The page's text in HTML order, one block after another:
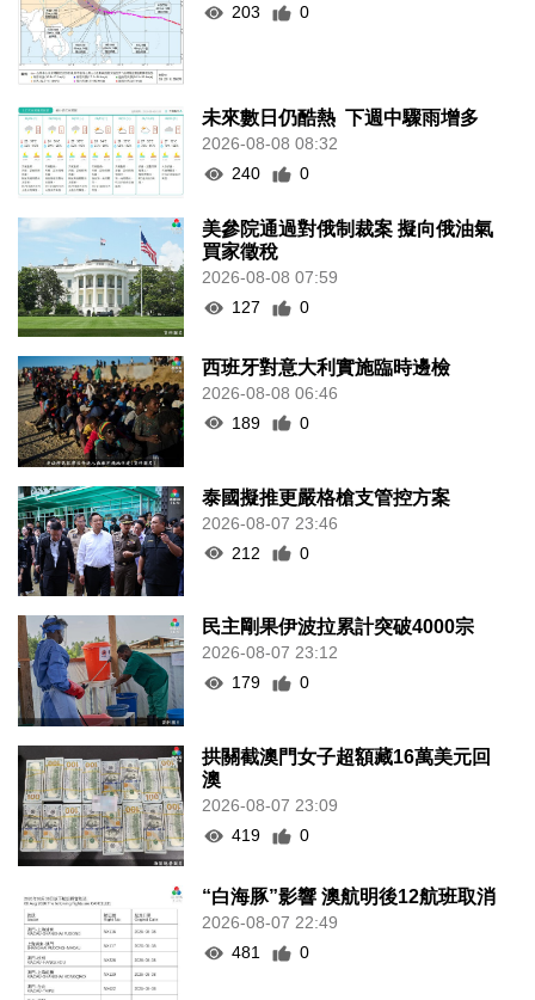
203
0
未來數日仍酷熱 下週中驟雨增多
2026-08-08 08:32
240
0
美參院通過對俄制裁案 擬向俄油氣
買家徵稅
2026-08-08 07:59
127
0
西班牙對意大利實施臨時邊檢
2026-08-08 06:46
189
0
泰國擬推更嚴格槍支管控方案
2026-08-07 23:46
212
0
民主剛果伊波拉累計突破4000宗
2026-08-07 23:12
179
0
拱關截澳門女子超額藏16萬美元回
澳
2026-08-07 23:09
419
0
“白海豚”影響 澳航明後12航班取消
2026-08-07 22:49
481
0